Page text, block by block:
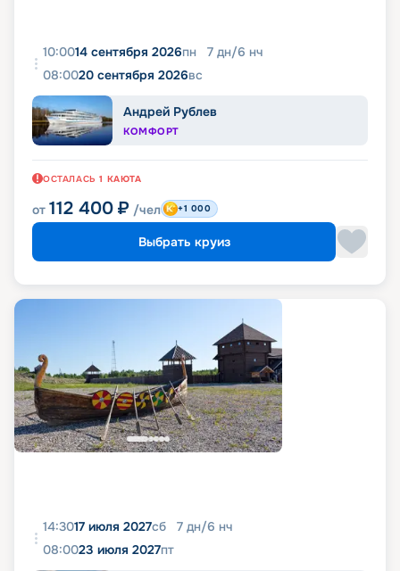
10:0014 сентября 2026пн 7 дн/6 нч
08:0020 сентября 2026вс
Андрей Рублев
КОМФОРТ
ОСТАЛАСЬ 1 КАЮТА
от 112 400 ₽ /чел +1 000
Выбрать круиз
14:3017 июля 2027сб 7 дн/6 нч
08:0023 июля 2027пт